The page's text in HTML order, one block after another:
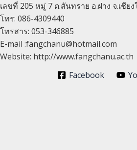
เลขที่ 205 หมู่ 7 ต.สันทราย อ.ฝาง จ.เชีย
โทร: 086-4309440
โทรสาร: 053-346885
E-mail :fangchanu@hotmail.com
Website: http://www.fangchanu.ac.th
Facebook